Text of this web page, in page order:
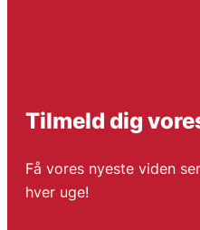
Tilmeld dig
Få vores nyeste viden
hver uge!